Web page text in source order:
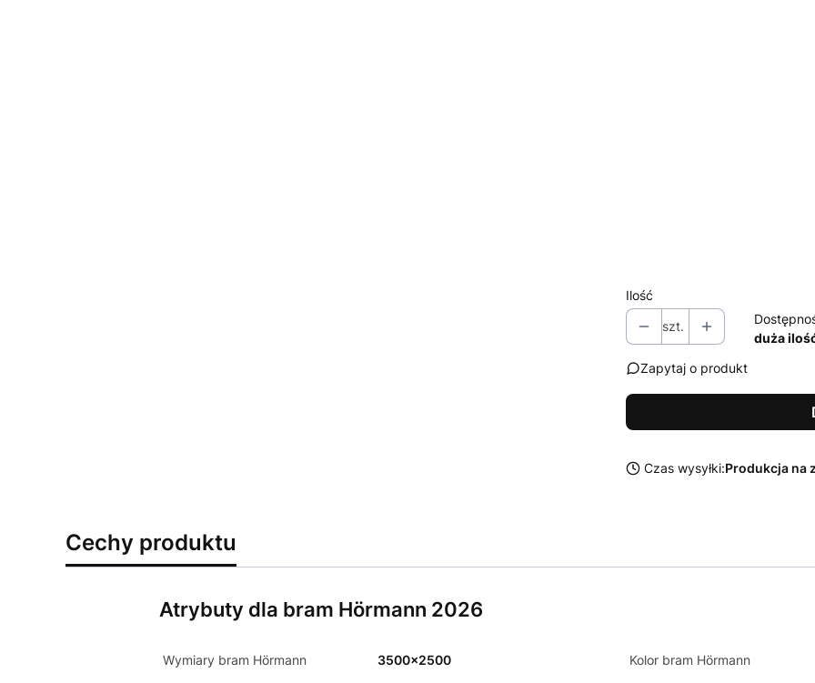
Ilość
szt.
duża
Zapytaj o produkt
Czas wysyłki:Produkcja na
Cechy produktu
Atrybuty dla bram Hörmann 2026
Wymiary bram Hörmann 3500x2500 Kolor bram Hörmann